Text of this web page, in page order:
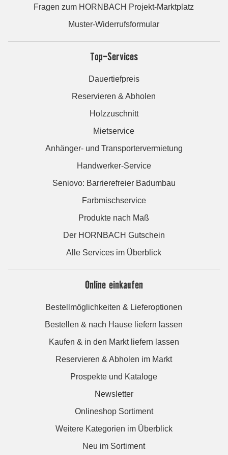
Fragen zum HORNBACH Projekt-Marktplatz
Muster-Widerrufsformular
Top-Services
Dauertiefpreis
Reservieren & Abholen
Holzzuschnitt
Mietservice
Anhänger- und Transportervermietung
Handwerker-Service
Seniovo: Barrierefreier Badumbau
Farbmischservice
Produkte nach Maß
Der HORNBACH Gutschein
Alle Services im Überblick
Online einkaufen
Bestellmöglichkeiten & Lieferoptionen
Bestellen & nach Hause liefern lassen
Kaufen & in den Markt liefern lassen
Reservieren & Abholen im Markt
Prospekte und Kataloge
Newsletter
Onlineshop Sortiment
Weitere Kategorien im Überblick
Neu im Sortiment